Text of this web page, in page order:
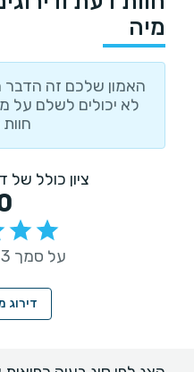
מיה
האמון שלכם זה הדבר
לא יכולים לשלם על
ציון כולל
על סמך 113 חוות דעת
דירוג